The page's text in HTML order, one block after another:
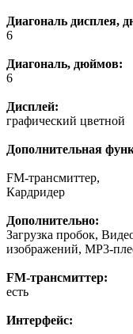
Диагональ дисплея,
6
Диагональ, дюймов:
6
Дисплей:
графический цветной
Дополнительная
FM-трансмиттер,
Кардридер
Дополнительно:
Загрузка пробок,
изображений, MP3-
FM-трансмиттер:
есть
Интерфейс: